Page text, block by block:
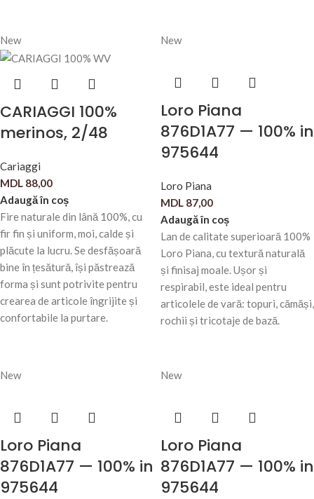
New
CARIAGGI 100%
merinos, 2/48
Cariaggi
MDL 88,00
Adaugă în coș
Fire naturale din lână 100%, cu
fir fin și uniform, moi, calde și
plăcute la lucru. Se desfășoară
bine în țesătură, își păstrează
forma și sunt potrivite pentru
crearea de articole îngrijite și
confortabile la purtare.
New
Loro Piana
876D1A77 — 100% in
975644
Loro Piana
MDL 87,00
Adaugă în coș
Lan de calitate superioară 100%
Loro Piana, cu textură naturală
și finisaj moale. Ușor și
respirabil, este ideal pentru
articolele de vară: topuri, cămăși,
rochii și tricotaje de bază.
New
Loro Piana
876D1A77 — 100% in
975644
New
Loro Piana
876D1A77 — 100% in
975644